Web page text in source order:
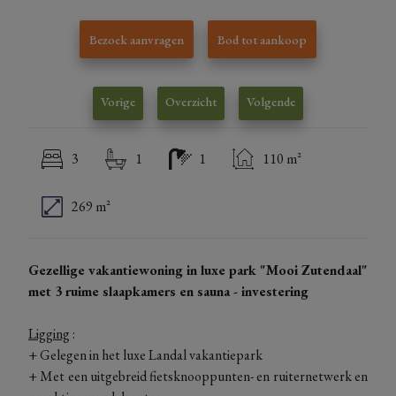
Bezoek aanvragen Bod tot aankoop
Vorige Overzicht Volgende
3 1 1 110 m²
269 m²
Gezellige vakantiewoning in luxe park "Mooi Zutendaal"
met 3 ruime slaapkamers en sauna - investering
Ligging :
+ Gelegen in het luxe Landal vakantiepark
+Met een uitgebreid fietsknooppunten- en ruiternetwerk en